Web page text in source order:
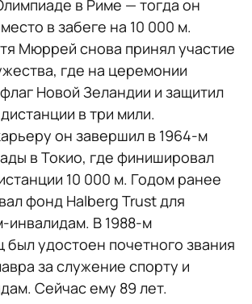
в Риме — тогда он
в забеге на 10 000 м.
Мюррей снова принял участие
где на церемонии
Новой Зеландии и защитил
в три мили.
он завершил в 1964-м
в Токио, где финишировал
10 000 м. Годом ранее
фонд Halberg Trust для
инвалидам. В 1988-м
был удостоен почетного звания
за служение спорту и
Сейчас ему 89 лет.